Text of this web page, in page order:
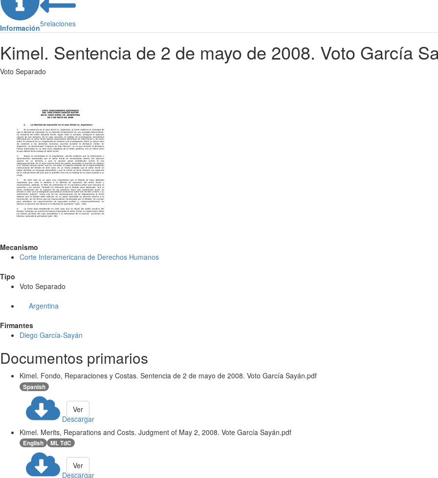
Información5relaciones
Kimel. Sentencia de 2 de mayo de 2008. Voto García
Voto Separado
Mecanismo
Corte Interamericana de Derechos Humanos
Tipo
Voto Separado
Argentina
Firmantes
Diego García-Sayán
Documentos primarios
Kimel. Fondo, Reparaciones y Costas. Sentencia de 2 de mayo de 2008. Voto García Sayán.pdf
Spanish
Descargar
Ver
Kimel. Merits, Reparations and Costs. Judgment of May 2, 2008. Vote García Sayán.pdf
English ML TdC
Descargar
Ver